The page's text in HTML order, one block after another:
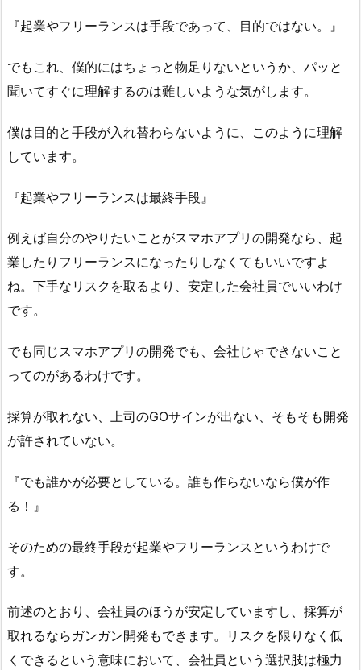
『起業やフリーランスは手段であって、目的ではない。』
でもこれ、僕的にはちょっと物足りないというか、パッと
聞いてすぐに理解するのは難しいような気がします。
僕は目的と手段が入れ替わらないように、このように理解
しています。
『起業やフリーランスは最終手段』
例えば自分のやりたいことがスマホアプリの開発なら、起
業したりフリーランスになったりしなくてもいいですよ
ね。下手なリスクを取るより、安定した会社員でいいわけ
です。
でも同じスマホアプリの開発でも、会社じゃできないこと
ってのがあるわけです。
採算が取れない、上司のGOサインが出ない、そもそも開発
が許されていない。
『でも誰かが必要としている。誰も作らないなら僕が作
る！』
そのための最終手段が起業やフリーランスというわけで
す。
前述のとおり、会社員のほうが安定していますし、採算が
取れるならガンガン開発もできます。リスクを限りなく低
くできるという意味において、会社員という選択肢は極力